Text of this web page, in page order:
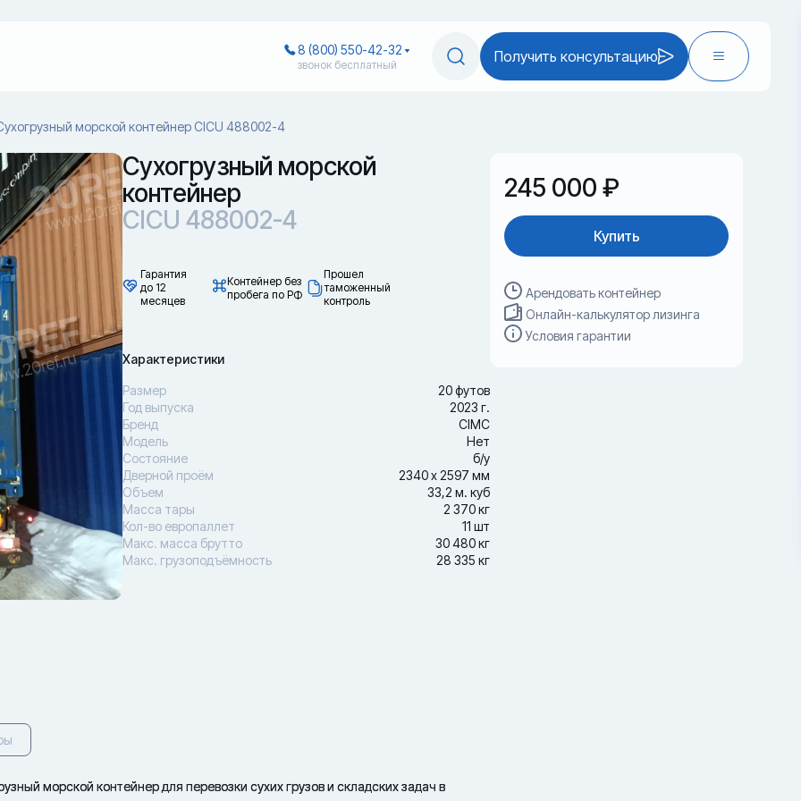
8 (800) 550-42-32
звонок бесплатный Получить консультацию
морской контейнер CICU 488002-4
Сухогрузный морской
контейнер
CICU 488002-4
Гарантия
до 12
месяцев
Контейнер без
пробега по РФ
Прошел
таможенный
контроль
Характеристики
Размер
20 футов
Год выпуска
2023 г.
Бренд
CIMC
Модель
Нет
Состояние
б/у
Дверной проём
2340 х 2597 мм
Объем
33,2 м. куб
Масса тары
2 370 кг
Кол-во европаллет
11 шт
Макс. масса брутто
30 480 кг
Макс. грузоподъёмность
28 335 кг
245 000 ₽
Купить
Арендовать контейнер
Онлайн-калькулятор лизинга
Условия гарантии
морской контейнер для перевозки сухих грузов и складских задач в